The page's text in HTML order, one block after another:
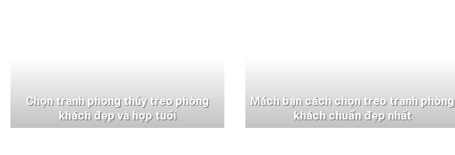
Chọn tranh phong thủy treo phòng
khách đẹp và hợp tuổi
Mách bạn cách chọn treo tranh phòng
khách chuẩn đẹp nhất